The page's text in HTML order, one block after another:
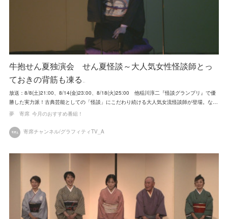
牛抱せん夏独演会 せん夏怪談～大人気女性怪談師とっ
ておきの背筋も凍る…
放送：8/8(土)21:00、8/14(金)23:00、8/18(火)25:00 他稲川淳二『怪談グランプリ』で優
勝した実力派！古典芸能としての「怪談」にこだわり続ける大人気女流怪談師が登場。な…
夢 寄席 今月のおすすめ番組！
寄席チャンネル/グラフィティTV_A